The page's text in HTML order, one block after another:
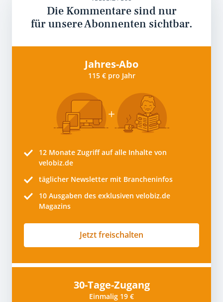
Die Kommentare sind nur
für unsere Abonnenten sichtbar.
Jahres-Abo
115 € pro Jahr
12 Monate Zugriff auf alle Inhalte von
velobiz.de
täglicher Newsletter mit Brancheninfos
10 Ausgaben des exklusiven velobiz.de
Magazins
Jetzt freischalten
30-Tage-Zugang
Einmalig 19 €